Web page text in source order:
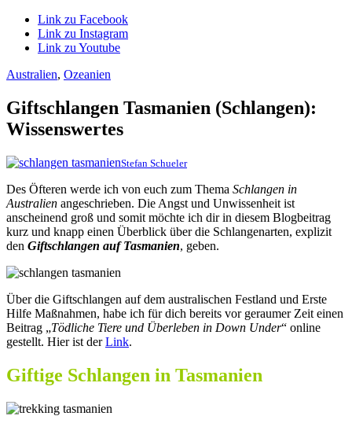
Link zu Facebook
Link zu Instagram
Link zu Youtube
Australien, Ozeanien
Giftschlangen Tasmanien (Schlangen):
Wissenswertes
Stefan Schueler
Des Öfteren werde ich von euch zum Thema Schlangen in
Australien angeschrieben. Die Angst und Unwissenheit ist
anscheinend groß und somit möchte ich dir in diesem Blogbeitrag
kurz und knapp einen Überblick über die Schlangenarten, explizit
den Giftschlangen auf Tasmanien, geben.
Über die Giftschlangen auf dem australischen Festland und Erste
Hilfe Maßnahmen, habe ich für dich bereits vor geraumer Zeit einen
Beitrag „Tödliche Tiere und Überleben in Down Under“ online
gestellt. Hier ist derLink.
Giftige Schlangen in Tasmanien